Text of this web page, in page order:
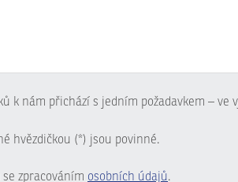
k nám přichází s jedním požadavkem –
hvězdičkou (*) jsou povinné.
zpracováním osobních údajů.